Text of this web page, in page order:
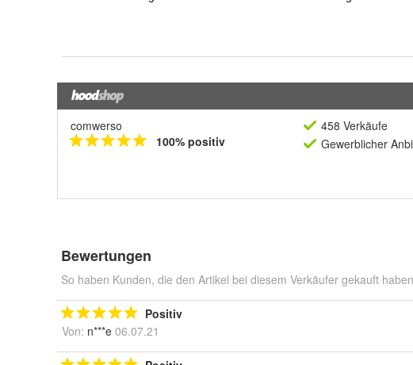
comwerso
100% positiv
458 Verkäufe
Gewerblicher
Bewertungen
So haben Kunden, die den Artikel bei diesem Verkäufer gekauft
Positiv
Von: n***e 06.07.21